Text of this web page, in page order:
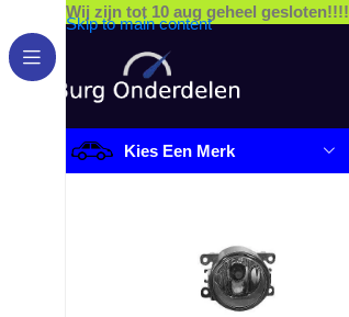
Skip to main content
Wij zijn tot 10 aug geheel gesloten!!!!
Kies Een Merk